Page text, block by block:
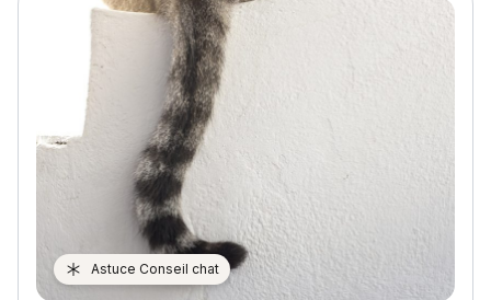
Astuce Conseil chat